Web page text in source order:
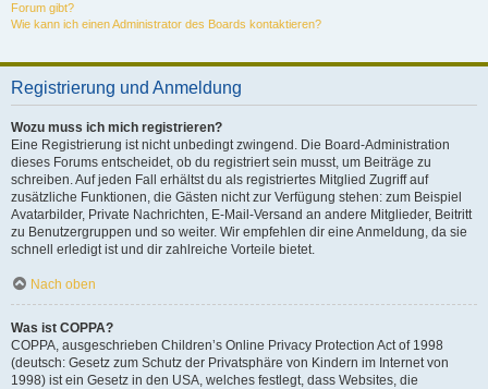
Forum gibt?
Wie kann ich einen Administrator des Boards kontaktieren?
Registrierung und Anmeldung
Wozu muss ich mich registrieren?
Eine Registrierung ist nicht unbedingt zwingend. Die Board-Administration
dieses Forums entscheidet, ob du registriert sein musst, um Beiträge zu
schreiben. Auf jeden Fall erhältst du als registriertes Mitglied Zugriff auf
zusätzliche Funktionen, die Gästen nicht zur Verfügung stehen: zum Beispiel
Avatarbilder, Private Nachrichten, E-Mail-Versand an andere Mitglieder, Beitritt
zu Benutzergruppen und so weiter. Wir empfehlen dir eine Anmeldung, da sie
schnell erledigt ist und dir zahlreiche Vorteile bietet.
Nach oben
Was ist COPPA?
COPPA, ausgeschrieben Children’s Online Privacy Protection Act of 1998
(deutsch: Gesetz zum Schutz der Privatsphäre von Kindern im Internet von
1998) ist ein Gesetz in den USA, welches festlegt, dass Websites, die